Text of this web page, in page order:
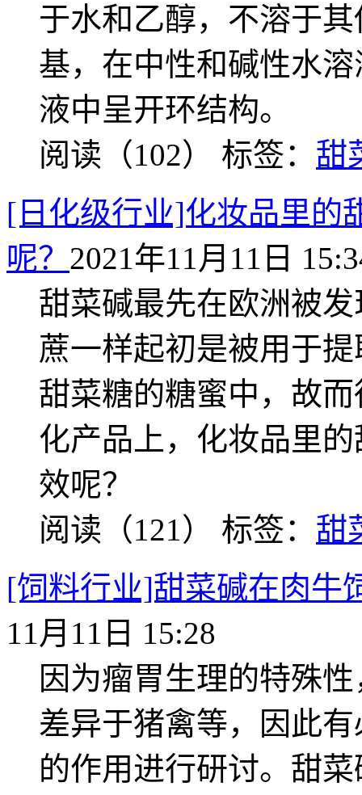
于水和乙醇，不溶于
基，在中性和碱性水
液中呈开环结构。
阅读（102） 标签： 甜
[日化级行业]化妆品里的
呢？ 2021年11月11日
甜菜碱最先在欧洲被
蔗一样起初是被用于
甜菜糖的糖蜜中，故
化产品上，化妆品里
效呢？
阅读（121） 标签： 甜
[饲料行业]甜菜碱在肉牛
11月11日 15:28
因为瘤胃生理的特殊
差异于猪禽等，因此
的作用进行研讨。甜